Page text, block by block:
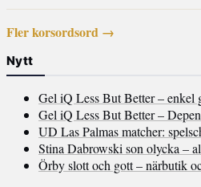
Fler korsordsord →
Nytt
Gel iQ Less But Better – enkel
Gel iQ Less But Better –
UD Las Palmas matcher:
Stina Dabrowski son olycka –
Örby slott och gott – närbutik